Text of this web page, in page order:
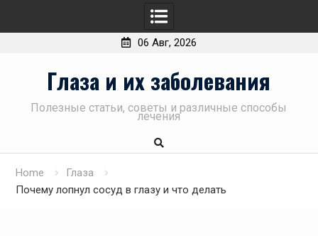
06 Авг, 2026
Глаза и их заболевания
Полезные статьи, советы и различные способы
лечения
Home
Глаза
Почему лопнул сосуд в глазу и что делать